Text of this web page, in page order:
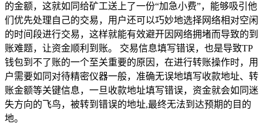
的金额，这就如同给矿工送上了一份“加急小费”，能够吸引他
们优先处理自己的交易，用户还可以巧妙地选择网络相对空闲
的时间段进行交易，这样就能有效避开因网络拥堵而导致的到
账难题，让资金顺利到账。 交易信息填写错误，也是导致TP
钱包到不了账的一个至关重要的原因，在进行转账操作时，用
户需要如同对待精密仪器一般，准确无误地填写收款地址、转
账金额等关键信息，一旦收款地址填写错误，资金就会如同迷
失方向的飞鸟，被转到错误的地址,最终无法到达预期的目的
地。